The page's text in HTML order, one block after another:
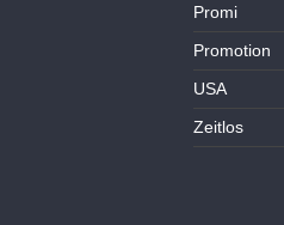
Promi
Promotion
USA
Zeitlos